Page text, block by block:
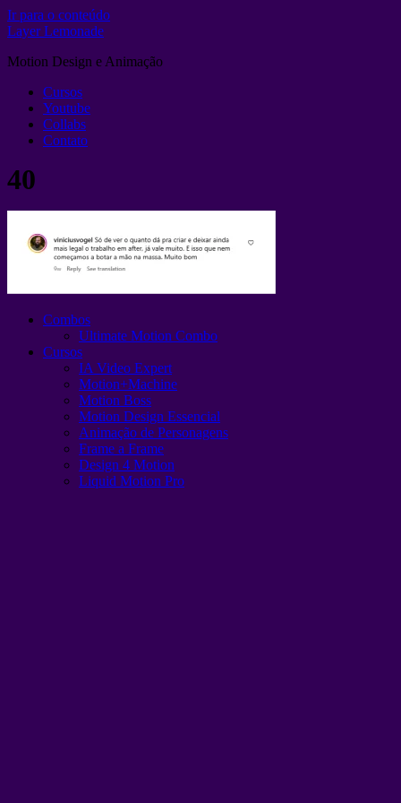
Ir para o conteúdo
Layer Lemonade
Motion Design e Animação
Cursos
Youtube
Collabs
Contato
40
Combos
Ultimate Motion Combo
Cursos
IA Video Expert
Motion+Machine
Motion Boss
Motion Design Essencial
Animação de Personagens
Frame a Frame
Design 4 Motion
Liquid Motion Pro